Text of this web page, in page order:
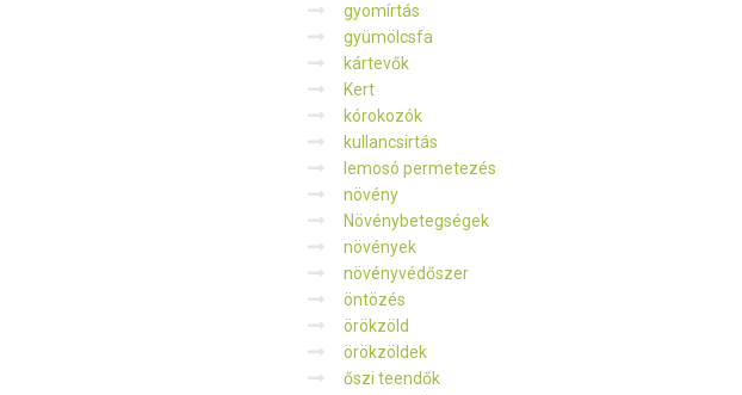
gyomírtás
gyümölcsfa
kártevők
Kert
kórokozók
kullancsirtás
lemosó permetezés
növény
Növénybetegségek
növények
növényvédőszer
öntözés
örökzöld
örökzöldek
őszi teendők